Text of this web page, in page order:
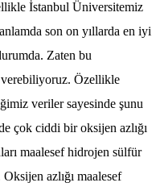
İstanbul Üniversitemiz
son on yıllarda en iyi
Zaten bu
verebiliyoruz. Özellikle
veriler sayesinde şunu
çok ciddi bir oksijen azlığı
maalesef hidrojen sülfür
azlığı maalesef